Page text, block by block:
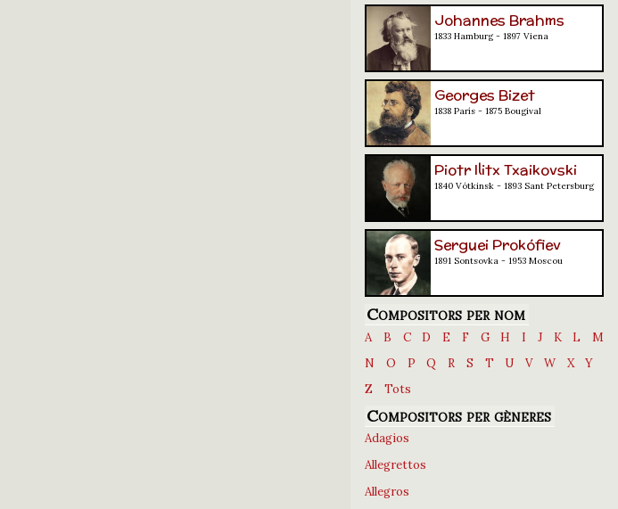
Johannes Brahms
1833 Hamburg - 1897 Viena
Georges Bizet
1838 París - 1875 Bougival
Piotr Ilitx Txaikovski
1840 Vótkinsk - 1893 Sant Petersburg
Serguei Prokófiev
1891 Sontsovka - 1953 Moscou
Compositors per nom
A B C D E F G H I J K L
M
N
O P Q R S T U V W X
Y
Z
Tots
Compositors per gèneres
Adagios
Allegrettos
Allegros